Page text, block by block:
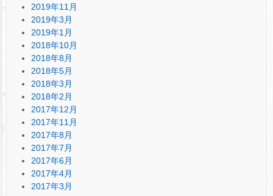
2019年11月
2019年3月
2019年1月
2018年10月
2018年8月
2018年5月
2018年3月
2018年2月
2017年12月
2017年11月
2017年8月
2017年7月
2017年6月
2017年4月
2017年3月